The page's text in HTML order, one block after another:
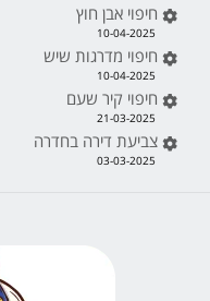
חיפוי אבן חוץ
10-04-2025
חיפוי מדרגות שיש
10-04-2025
חיפוי קיר שעם
21-03-2025
צביעת דירה בחדרה
03-03-2025